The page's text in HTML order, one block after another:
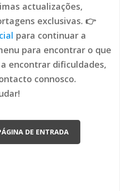
actualizações,
exclusivas. 👉
para continuar a
para encontrar o que
encontrar dificuldades,
connosco.
DE ENTRADA